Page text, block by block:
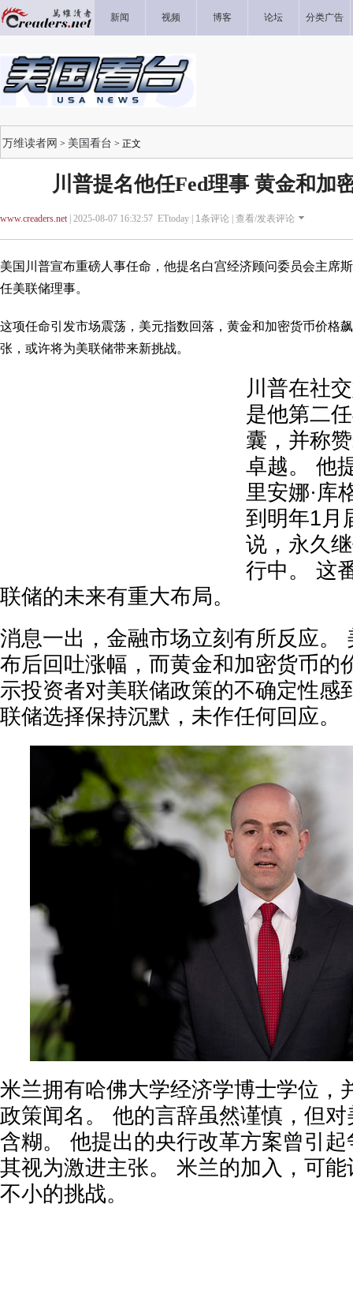
新闻 视频 博客 论坛 分类广告
万维读者网 > 美国看台 > 正文
川普提名他任Fed理事 黄金和加
www.creaders.net| 2025-08-07 16:32:57 ETtoday | 1条评论 | 查看/发表评论
美国川普宣布重磅人事任命，他提名白宫经济顾问委员会主席
任美联储理事。
这项任命引发市场震荡，美元指数回落，黄金和加密货币价格
张，或许将为美联储带来新挑战。
川普在社
是他第二
囊，并称
卓越。 他
里安娜·库
到明年1月
说，永久
行中。 这
联储的未来有重大布局。
消息一出，金融市场立刻有所反应。
布后回吐涨幅，而黄金和加密货币的
示投资者对美联储政策的不确定性感
联储选择保持沉默，未作任何回应。
米兰拥有哈佛大学经济学博士学位，
政策闻名。 他的言辞虽然谨慎，但
含糊。 他提出的央行改革方案曾引
其视为激进主张。 米兰的加入，可
不小的挑战。